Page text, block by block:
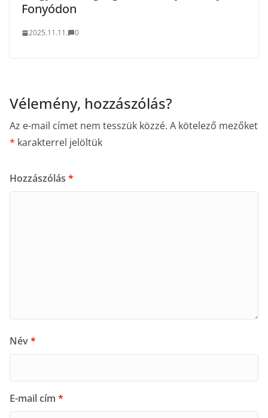
Fonyódon
2025.11.11. 0
Vélemény, hozzászólás?
Az e-mail címet nem tesszük közzé. A kötelező mezőket
* karakterrel jelöltük
Hozzászólás *
Név*
E-mail cím *